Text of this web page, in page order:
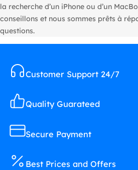
la recherche d’un iPhone ou d’un
conseillons et nous sommes prêts à
questions.
Customer Support 24/7
Quality Guarateed
Secure Payment
Best Prices and Offers